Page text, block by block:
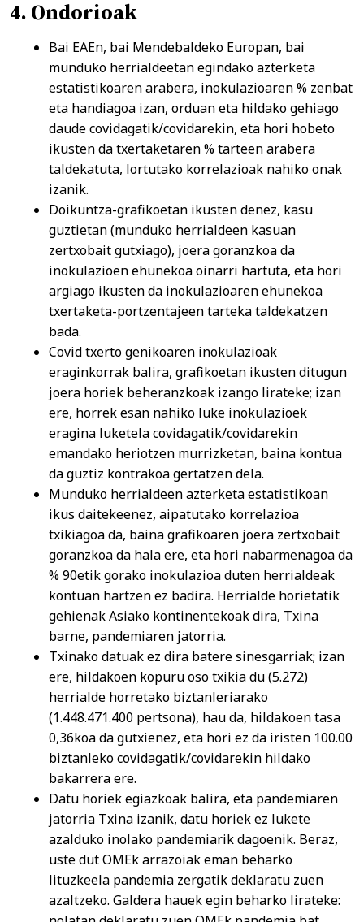
4. Ondorioak
Bai EAEn, bai Mendebaldeko Europan, bai
munduko herrialdeetan egindako azterketa
estatistikoaren arabera, inokulazioaren % zenbat
eta handiagoa izan, orduan eta hildako gehiago
daude covidagatik/covidarekin, eta hori hobeto
ikusten da txertaketaren % tarteen arabera
taldekatuta, lortutako korrelazioak nahiko onak
izanik.
Doikuntza-grafikoetan ikusten denez, kasu
guztietan (munduko herrialdeen kasuan
zertxobait gutxiago), joera goranzkoa da
inokulazioen ehunekoa oinarri hartuta, eta hori
argiago ikusten da inokulazioaren ehunekoa
txertaketa-portzentajeen tarteka taldekatzen
bada.
Covid txerto genikoaren inokulazioak
eraginkorrak balira, grafikoetan ikusten ditugun
joera horiek beheranzkoak izango lirateke; izan
ere, horrek esan nahiko luke inokulazioek
eragina luketela covidagatik/covidarekin
emandako heriotzen murrizketan, baina kontua
da guztiz kontrakoa gertatzen dela.
Munduko herrialdeen azterketa estatistikoan
ikus daitekeenez, aipatutako korrelazioa
txikiagoa da, baina grafikoaren joera zertxobait
goranzkoa da hala ere, eta hori nabarmenagoa da
% 90etik gorako inokulazioa duten herrialdeak
kontuan hartzen ez badira. Herrialde horietatik
gehienak Asiako kontinentekoak dira, Txina
barne, pandemiaren jatorria.
Txinako datuak ez dira batere sinesgarriak; izan
ere, hildakoen kopuru oso txikia du (5.272)
herrialde horretako biztanleriarako
(1.448.471.400 pertsona), hau da, hildakoen tasa
0,36koa da gutxienez, eta hori ez da iristen 100.00
biztanleko covidagatik/covidarekin hildako
bakarrera ere.
Datu horiek egiazkoak balira, eta pandemiaren
jatorria Txina izanik, datu horiek ez lukete
azalduko inolako pandemiarik dagoenik. Beraz,
uste dut OMEk arrazoiak eman beharko
lituzkeela pandemia zergatik deklaratu zuen
azaltzeko. Galdera hauek egin beharko lirateke: